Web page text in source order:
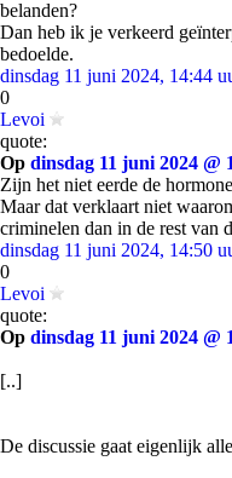
belanden?
Dan heb ik je verkeerd
bedoelde.
dinsdag 11 juni 2024, 14:44
0
Levoi
quote:
Op dinsdag 11 juni 2024 @
Zijn het niet eerde de
Maar dat verklaart niet
criminelen dan in de rest van
dinsdag 11 juni 2024, 14:50
0
Levoi
quote:
Op dinsdag 11 juni 2024 @
[..]
De discussie gaat eigenlijk